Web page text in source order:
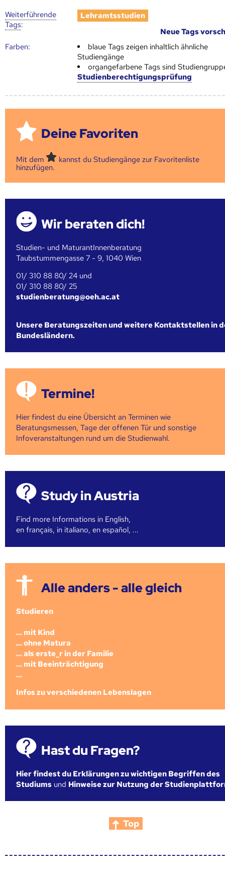
Weiter­führende
Tags:
Lehramtsstudien
Neue Tags
Farben:
blaue Tags zeigen inhaltlich ähnliche
Studiengänge
organgefarbene Tags sind
Studienberechtigungsprüfung
Deine Favoriten
Mit dem
kannst du Studiengänge zur Favoritenliste
hinzufügen.
Wir beraten dich!
Studien- und MaturantInnenberatung
Taubstummengasse 7 - 9, 1040 Wien
01/ 310 88 80/ 24 und
01/ 310 88 80/ 25
studienberatung@oeh.ac.at
Unsere Beratungszeiten und weitere Kontaktstellen in
Bundesländern.
Termine!
Hier findest du eine Übersicht an Terminen wie
Beratungsmessen, Tage der offenen Tür und sonstige
Infoveranstaltungen rund um die Studienwahl.
Study in Austria
Find more Informations in English,
en français, in italiano, en español, ...
Alle anders - alle gleich
Studieren
... mit Kind
... ohne Matura
... als erste_r in der Familie
... mit Beeinträchtigung
...
Infos zu verschiedenen Lebenslagen
Hast du Fragen?
Hier findest du Erklärungen zu wichtigen Begriffen des
Studiums und Hinweise zur Nutzung der
Top